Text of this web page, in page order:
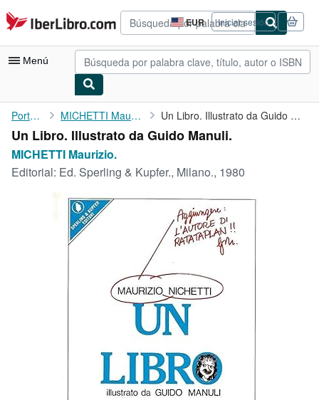
Pasar al contenido principal
IberLibro.com EUR
Preferencias
de
compra
del
Iniciar sesión
Menú
Mi cuenta
Consultar mis pedidos
Libros antiguos
Arte y coleccionismo
Comenzar a vender
CERRAR
Portada MICHETTI Maurizio. Un Libro. Illustrato da Guido Manuli.
Un Libro. Illustrato da Guido Manuli.
MICHETTI Maurizio.
Editorial: Ed. Sperling & Kupfer., Milano., 1980